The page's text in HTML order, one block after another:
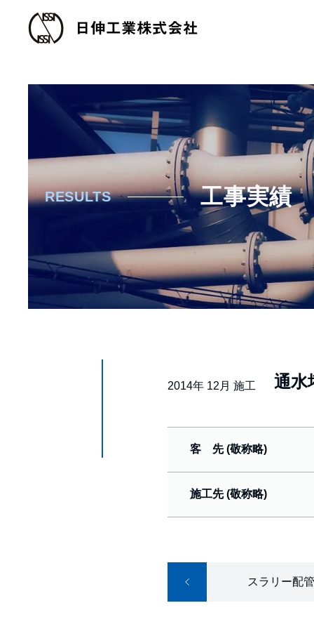
RESULTS 工事実績
2014年 12月 施工 通水
客 先 (敬称略)
施工先 (敬称略)
スラリー配